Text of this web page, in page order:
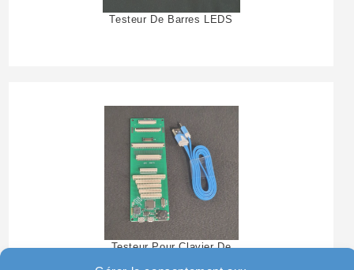
Testeur De Barres LEDS
Testeur Pour Clavier De